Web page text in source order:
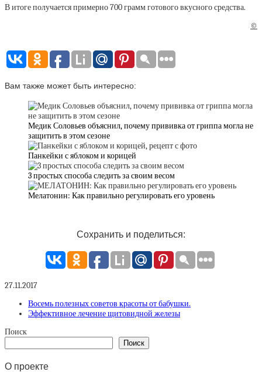
В итоге получается примерно 700 грамм готового вкусного средства.
©
Вам также может быть интересно:
Медик Соловьев объяснил, почему прививка от гриппа могла не
защитить в этом сезоне
Панкейки с яблоком и корицей
3 простых способа следить за своим весом
Мелатонин: Как правильно регулировать его уровень
Сохранить и поделиться:
27.11.2017
Восемь полезных советов красоты от бабушки.
Эффективное лечение щитовидной железы
Поиск
Поиск
О проекте